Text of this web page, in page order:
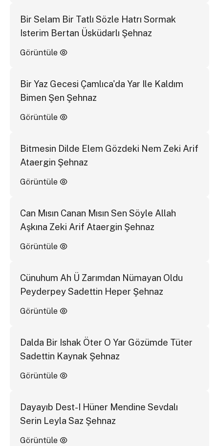
Bir Selam Bir Tatlı Sözle Hatrı Sormak
Isterim Bertan Üsküdarlı Şehnaz
Görüntüle
Bir Yaz Gecesi Çamlıca'da Yar Ile Kaldım
Bimen Şen Şehnaz
Görüntüle
Bitmesin Dilde Elem Gözdeki Nem Zeki Arif
Ataergin Şehnaz
Görüntüle
Can Mısın Canan Mısın Sen Söyle Allah
Aşkına Zeki Arif Ataergin Şehnaz
Görüntüle
Cünuhum Ah Ü Zarımdan Nümayan Oldu
Peyderpey Sadettin Heper Şehnaz
Görüntüle
Dalda Bir Ishak Öter O Yar Gözümde Tüter
Sadettin Kaynak Şehnaz
Görüntüle
Dayayıb Dest-I Hüner Mendine Sevdalı
Serin Leyla Saz Şehnaz
Görüntüle